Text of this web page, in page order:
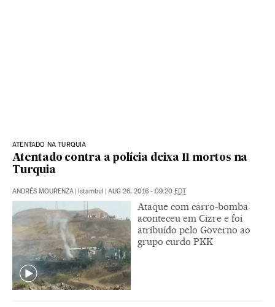
ATENTADO NA TURQUIA
Atentado contra a polícia deixa 11 mortos na
Turquia
ANDRÉS MOURENZA | Istambul | AUG 26, 2016 - 09:20 EDT
Ataque com carro-bomba
aconteceu em Cizre e foi
atribuído pelo Governo ao
grupo curdo PKK